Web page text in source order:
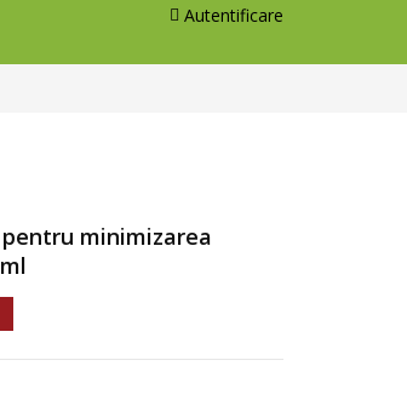
Autentificare
minimizarea